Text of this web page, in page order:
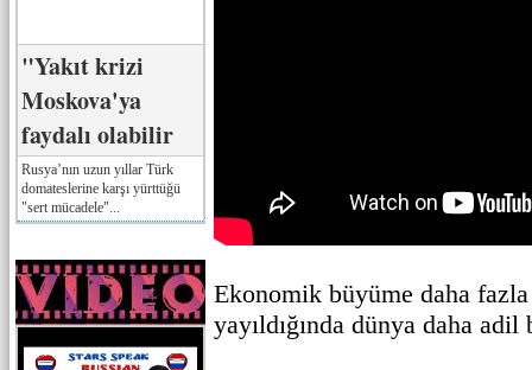
"Yakıt krizi
Moskova'ya
faydalı olabilir
Rusya’nın uzun yıllar Türk
domateslerine karşı yürttüğü
"sert mücadele"...
Ekonomik büyüme daha fazla
yayıldığında dünya daha